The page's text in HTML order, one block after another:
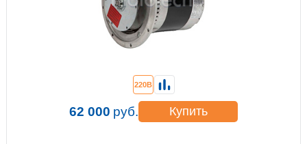
220В
62 000 руб. Купить